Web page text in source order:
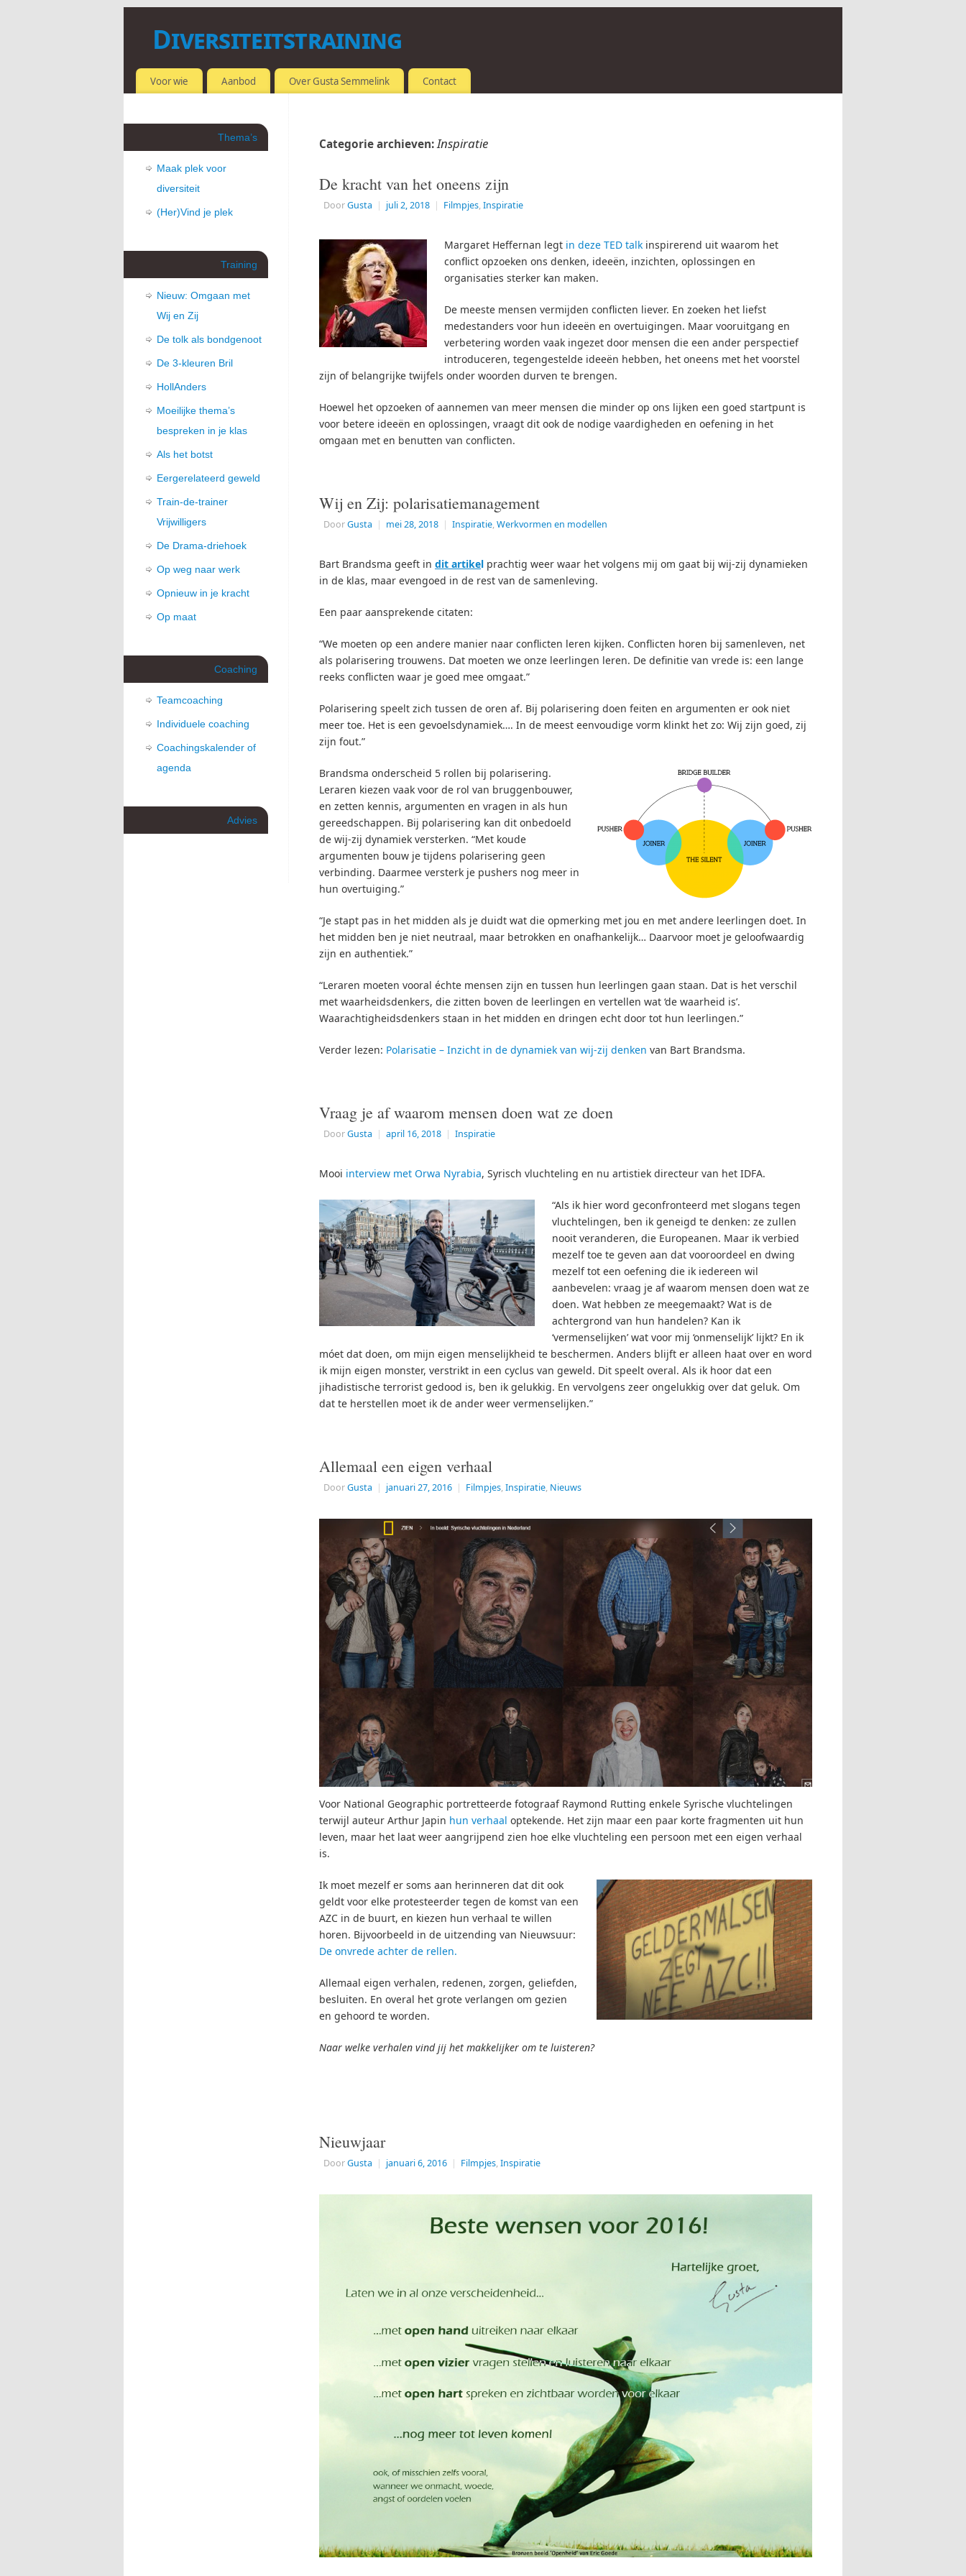
Diversiteitstraining
Voor wie Aanbod Over Gusta Semmelink Contact
Categorie archieven:Inspiratie
De kracht van het oneens zijn
DoorGusta | juli 2, 2018 | Filmpjes,Inspiratie
Margaret Heffernan legt in deze TED talk inspirerend uit waarom het
conflict opzoeken ons denken, ideeën, inzichten, oplossingen en
organisaties sterker kan maken.
De meeste mensen vermijden conflicten liever. En zoeken het liefst
medestanders voor hun ideeën en overtuigingen. Maar vooruitgang en
verbetering worden vaak ingezet door mensen die een ander perspectief
introduceren, tegengestelde ideeën hebben, het oneens met het voorstel
zijn of belangrijke twijfels onder woorden durven te brengen.
Hoewel het opzoeken of aannemen van meer mensen die minder op ons lijken een goed startpunt is
voor betere ideeën en oplossingen, vraagt dit ook de nodige vaardigheden en oefening in het
omgaan met en benutten van conflicten.
Wij en Zij: polarisatiemanagement
DoorGusta | mei 28, 2018 | Inspiratie,Werkvormen en modellen
Bart Brandsma geeft in dit artikel prachtig weer waar het volgens mij om gaat bij wij-zij dynamieken
in de klas, maar evengoed in de rest van de samenleving.
Een paar aansprekende citaten:
“We moeten op een andere manier naar conflicten leren kijken. Conflicten horen bij samenleven, net
als polarisering trouwens. Dat moeten we onze leerlingen leren. De definitie van vrede is: een lange
reeks conflicten waar je goed mee omgaat.”
Polarisering speelt zich tussen de oren af. Bij polarisering doen feiten en argumenten er ook niet
meer toe. Het is een gevoelsdynamiek…. In de meest eenvoudige vorm klinkt het zo: Wij zijn goed, zij
zijn fout.”
Brandsma onderscheid 5 rollen bij polarisering.
Leraren kiezen vaak voor de rol van bruggenbouwer,
en zetten kennis, argumenten en vragen in als hun
gereedschappen. Bij polarisering kan dit onbedoeld
de wij-zij dynamiek versterken. “Met koude
argumenten bouw je tijdens polarisering geen
verbinding. Daarmee versterk je pushers nog meer in
hun overtuiging.”
“Je stapt pas in het midden als je duidt wat die opmerking met jou en met andere leerlingen doet. In
het midden ben je niet neutraal, maar betrokken en onafhankelijk… Daarvoor moet je geloofwaardig
zijn en authentiek.”
“Leraren moeten vooral échte mensen zijn en tussen hun leerlingen gaan staan. Dat is het verschil
met waarheidsdenkers, die zitten boven de leerlingen en vertellen wat ‘de waarheid is’.
Waarachtigheidsdenkers staan in het midden en dringen echt door tot hun leerlingen.”
Verder lezen: Polarisatie – Inzicht in de dynamiek van wij-zij denken van Bart Brandsma.
Vraag je af waarom mensen doen wat ze doen
DoorGusta | april 16, 2018 | Inspiratie
Mooi interview met Orwa Nyrabia, Syrisch vluchteling en nu artistiek directeur van het IDFA.
“Als ik hier word geconfronteerd met slogans tegen
vluchtelingen, ben ik geneigd te denken: ze zullen
nooit veranderen, die Europeanen. Maar ik verbied
mezelf toe te geven aan dat vooroordeel en dwing
mezelf tot een oefening die ik iedereen wil
aanbevelen: vraag je af waarom mensen doen wat ze
doen. Wat hebben ze meegemaakt? Wat is de
achtergrond van hun handelen? Kan ik
‘vermenselijken’ wat voor mij ‘onmenselijk’ lijkt? En ik
móet dat doen, om mijn eigen menselijkheid te beschermen. Anders blijft er alleen haat over en word
ik mijn eigen monster, verstrikt in een cyclus van geweld. Dit speelt overal. Als ik hoor dat een
jihadistische terrorist gedood is, ben ik gelukkig. En vervolgens zeer ongelukkig over dat geluk. Om
dat te herstellen moet ik de ander weer vermenselijken.”
Allemaal een eigen verhaal
DoorGusta | januari 27, 2016 | Filmpjes,Inspiratie, Nieuws
Voor National Geographic portretteerde fotograaf Raymond Rutting enkele Syrische vluchtelingen
terwijl auteur Arthur Japin hun verhaal optekende. Het zijn maar een paar korte fragmenten uit hun
leven, maar het laat weer aangrijpend zien hoe elke vluchteling een persoon met een eigen verhaal
is.
Ik moet mezelf er soms aan herinneren dat dit ook
geldt voor elke protesteerder tegen de komst van een
AZC in de buurt, en kiezen hun verhaal te willen
horen. Bijvoorbeeld in de uitzending van Nieuwsuur:
De onvrede achter de rellen.
Allemaal eigen verhalen, redenen, zorgen, geliefden,
besluiten. En overal het grote verlangen om gezien
en gehoord te worden.
Naar welke verhalen vind jij het makkelijker om te luisteren?
Nieuwjaar
DoorGusta | januari 6, 2016 | Filmpjes,Inspiratie
Thema’s
Maak plek voor
diversiteit
(Her)Vind je plek
Training
Nieuw: Omgaan met
Wij en Zij
De tolk als bondgenoot
De 3-kleuren Bril
HollAnders
Moeilijke thema’s
bespreken in je klas
Als het botst
Eergerelateerd geweld
Train-de-trainer
Vrijwilligers
De Drama-driehoek
Op weg naar werk
Opnieuw in je kracht
Op maat
Coaching
Teamcoaching
Individuele coaching
Coachingskalender of
agenda
Advies